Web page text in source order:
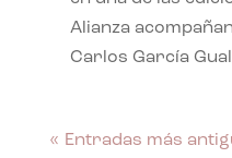
Alianza
Carlos García
« Entradas más